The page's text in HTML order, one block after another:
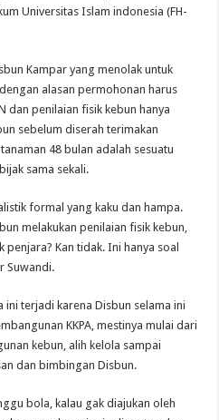
Universitas Islam indonesia (FH-
Kampar yang menolak untuk
alasan permohonan harus
dan penilaian fisik kebun hanya
sebelum diserah terimakan
48 bulan adalah sesuatu
sama sekali.
formal yang kaku dan hampa.
melakukan penilaian fisik kebun,
penjara? Kan tidak. Ini hanya soal
Suwandi.
terjadi karena Disbun selama ini
KKPA, mestinya mulai dari
kebun, alih kelola sampai
dan bimbingan Disbun.
bola, kalau gak diajukan oleh